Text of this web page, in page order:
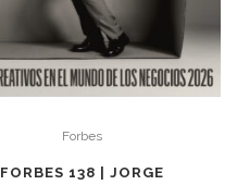
Forbes
FORBES 138 | JORGE